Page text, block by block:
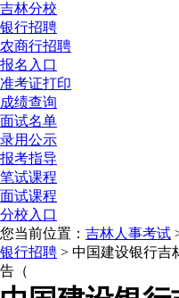
吉林分校
银行招聘
农商行招聘
报名入口
准考证打印
成绩查询
面试名单
录用公示
报考指导
笔试课程
面试课程
分校入口
您当前位置： 吉林人事考试
银行招聘 > 中国建设银行吉
告（